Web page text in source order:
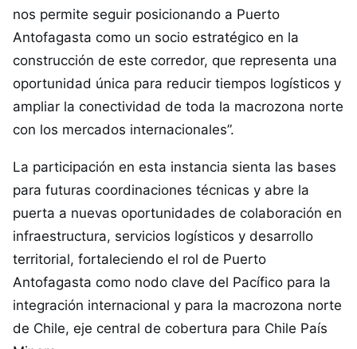
nos permite seguir posicionando a Puerto
Antofagasta como un socio estratégico en la
construcción de este corredor, que representa una
oportunidad única para reducir tiempos logísticos y
ampliar la conectividad de toda la macrozona norte
con los mercados internacionales”.
La participación en esta instancia sienta las bases
para futuras coordinaciones técnicas y abre la
puerta a nuevas oportunidades de colaboración en
infraestructura, servicios logísticos y desarrollo
territorial, fortaleciendo el rol de Puerto
Antofagasta como nodo clave del Pacífico para la
integración internacional y para la macrozona norte
de Chile, eje central de cobertura para Chile País